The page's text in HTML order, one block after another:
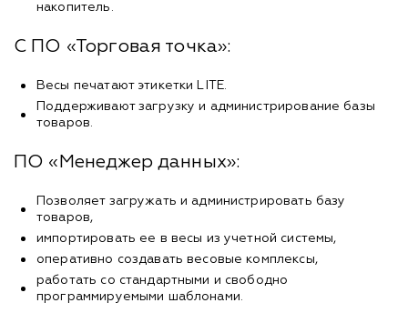
накопитель.
С ПО «Торговая точка»:
Весы печатают этикетки LITE.
Поддерживают загрузку и администрирование базы
товаров.
ПО «Менеджер данных»:
Позволяет загружать и администрировать базу
товаров,
импортировать ее в весы из учетной системы,
оперативно создавать весовые комплексы,
работать со стандартными и свободно
программируемыми шаблонами.